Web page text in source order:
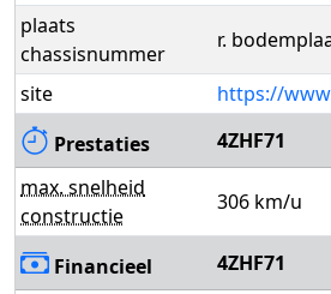
plaats
chassisnummer
r.
site
https://
Prestaties
4ZHF71
max. snelheid
constructie
306 km/u
Financieel
4ZHF71